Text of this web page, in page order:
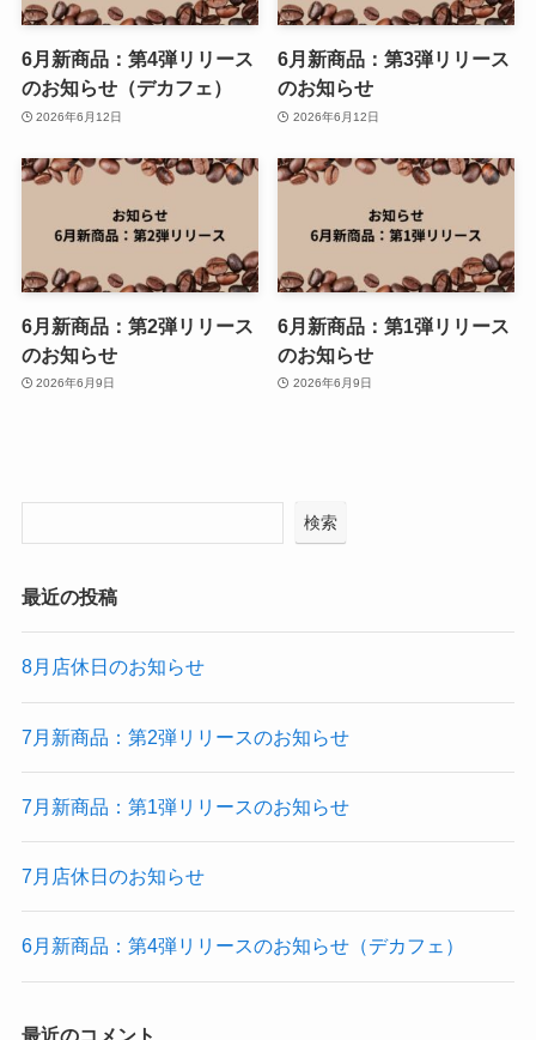
6月新商品：第4弾リリース
のお知らせ（デカフェ）
2026年6月12日
6月新商品：第3弾リリース
のお知らせ
2026年6月12日
6月新商品：第2弾リリース
のお知らせ
2026年6月9日
6月新商品：第1弾リリース
のお知らせ
2026年6月9日
検索
最近の投稿
8月店休日のお知らせ
7月新商品：第2弾リリースのお知らせ
7月新商品：第1弾リリースのお知らせ
7月店休日のお知らせ
6月新商品：第4弾リリースのお知らせ（デカフェ）
最近のコメント